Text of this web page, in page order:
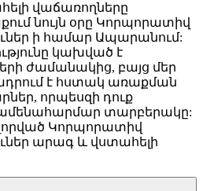
վաճառողները
նույն օրը Կորպորատիվ
ի համար Ապարանում:
կախված է
ժամանակից, բայց մեր
է հստակ առաքման
որպեսզի դուք
տարբերակը:
Կորպորատիվ
արագ և վստահելի